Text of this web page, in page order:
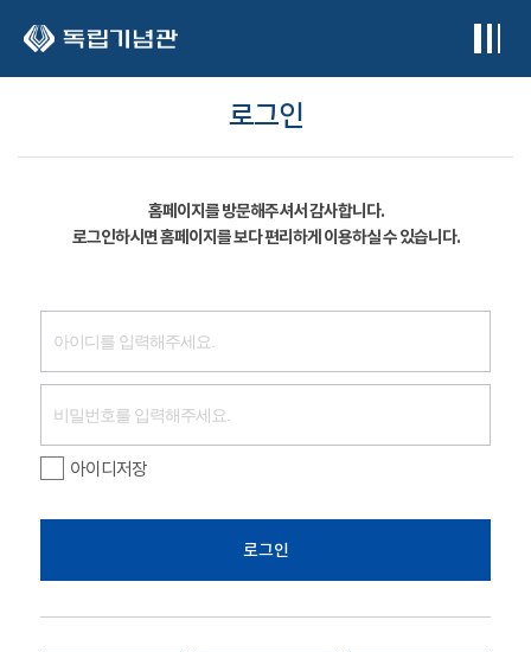
로그인
홈페이지를 방문해주셔서 감사합니다.
로그인하시면 홈페이지를 보다 편리하게 이용하실 수 있습니다.
아이디저장
로그인